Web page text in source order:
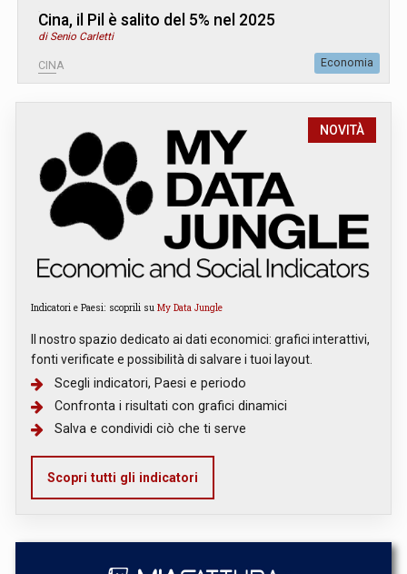
Cina, il Pil è salito del 5% nel 2025
di Senio Carletti
CINA Economia
NOVITÀ
Indicatori e Paesi: scoprili su My Data Jungle
Il nostro spazio dedicato ai dati economici: grafici interattivi,
fonti verificate e possibilità di salvare i tuoi layout.
Scegli indicatori, Paesi e periodo
Confronta i risultati con grafici dinamici
Salva e condividi ciò che ti serve
Scopri tutti gli indicatori